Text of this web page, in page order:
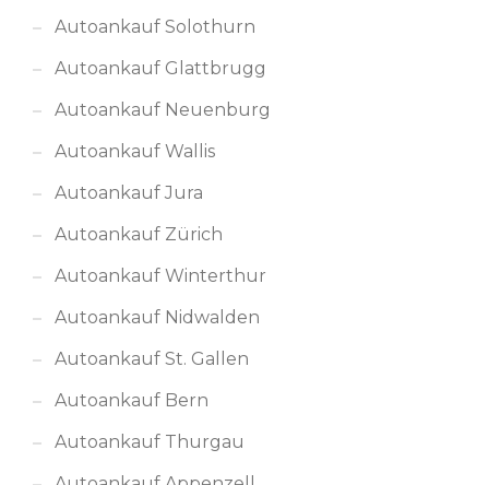
Autoankauf Solothurn
Autoankauf Glattbrugg
Autoankauf Neuenburg
Autoankauf Wallis
Autoankauf Jura
Autoankauf Zürich
Autoankauf Winterthur
Autoankauf Nidwalden
Autoankauf St. Gallen
Autoankauf Bern
Autoankauf Thurgau